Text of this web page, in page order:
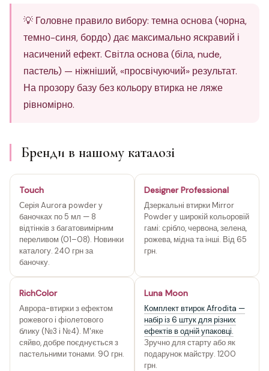
💡 Головне правило вибору: темна основа (чорна,
темно-синя, бордо) дає максимально яскравий і
насичений ефект. Світла основа (біла, nude,
пастель) — ніжніший, «просвічуючий» результат.
На прозору базу без кольору втирка не ляже
рівномірно.
Бренди в нашому каталозі
Touch
Серія Aurora powder у
баночках по 5 мл — 8
відтінків з багатовимірним
переливом (01–08). Новинки
каталогу. 240 грн за
баночку.
Designer Professional
Дзеркальні втирки Mirror
Powder у широкій кольоровій
гамі: срібло, червона, зелена,
рожева, мідна та інші. Від 65
грн.
RichColor
Аврора-втирки з ефектом
рожевого і фіолетового
блику (№3 і №4). М'яке
сяйво, добре поєднується з
пастельними тонами. 90 грн.
Luna Moon
Комплект втирок Afrodita —
набір із 6 штук для різних
ефектів в одній упаковці.
Зручно для старту або як
подарунок майстру. 1200
грн.